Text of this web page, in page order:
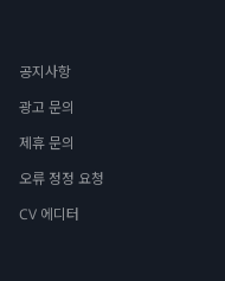
공지사항
광고 문의
제휴 문의
오류 정정 요청
CV 에디터